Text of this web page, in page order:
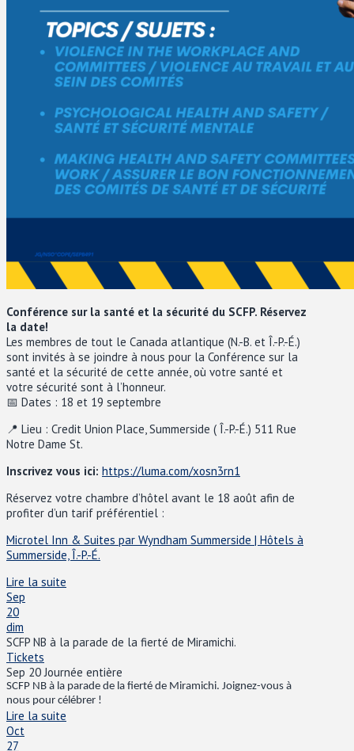
Conférence sur la santé et la sécurité du SCFP. Réservez
la date!
Les membres de tout le Canada atlantique (N.-B. et Î.-P.-É.)
sont invités à se joindre à nous pour la Conférence sur la
santé et la sécurité de cette année, où votre santé et
votre sécurité sont à l’honneur.
📅 Dates : 18 et 19 septembre
📍 Lieu : Credit Union Place, Summerside ( Î.-P.-É.) 511 Rue
Notre Dame St.
Inscrivez vous ici: https://luma.com/xosn3rn1
Réservez votre chambre d’hôtel avant le 18 août afin de
profiter d’un tarif préférentiel :
Microtel Inn & Suites par Wyndham Summerside | Hôtels à
Summerside, Î.-P.-É.
Lire la suite
Sep
20
dim
SCFP NB à la parade de la fierté de Miramichi.
Tickets
Sep 20Journée entière
SCFP NB à la parade de la fierté de Miramichi. Joignez-vous à
nous pour célébrer !
Lire la suite
Oct
27